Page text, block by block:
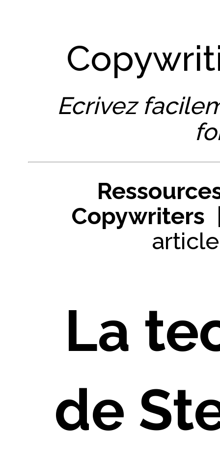
Ecrivez
Copywriters
La
de